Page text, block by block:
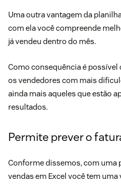
Uma outra vantagem da
com ela você compreende
já vendeu dentro do mês.
Como consequência é
os vendedores com mais
ainda mais aqueles que estão
resultados.
Permite prever o
Conforme dissemos, com uma
vendas em Excel você tem uma